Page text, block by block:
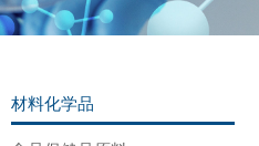
材料化学品